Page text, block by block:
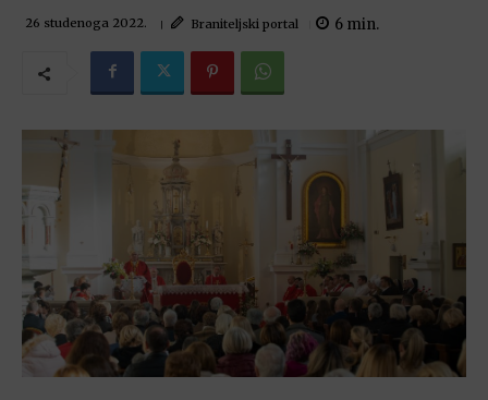
26 studenoga 2022. Braniteljski portal 6 min.